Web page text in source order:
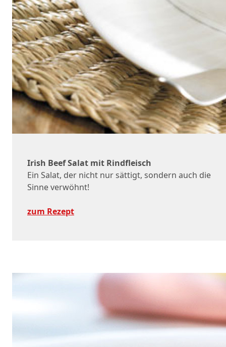
Irish Beef Salat mit Rindfleisch
Ein Salat, der nicht nur sättigt, sondern auch die
Sinne verwöhnt!
zum Rezept